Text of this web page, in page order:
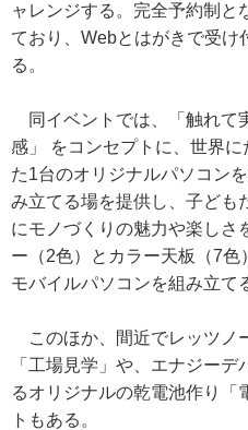
ャレンジする。完全予約制と
ており、Webとはがきで受け
る。
同イベントでは、「触れて
感」 をコンセプトに、世界に
た1台のオリジナルパソコン
み立てる場を提供し、子ども
にモノづくりの魅力や楽しさ
ー（2色）とカラー天板（7
モバイルパソコンを組み立て
このほか、間近でレッツノ
「工場見学」や、エナジー
るオリジナルの乾電池作り「
トもある。